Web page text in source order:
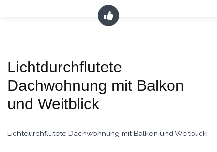
Lichtdurchflutete
Dachwohnung mit Balkon
und Weitblick
Lichtdurchflutete Dachwohnung mit Balkon und Weitblick